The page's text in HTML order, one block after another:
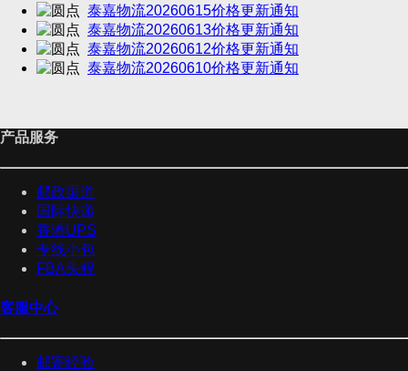
泰嘉物流20260615价格更新通知
泰嘉物流20260613价格更新通知
泰嘉物流20260612价格更新通知
泰嘉物流20260610价格更新通知
产品服务
邮政渠道
国际快递
香港UPS
专线小包
FBA头程
客服中心
邮寄经验